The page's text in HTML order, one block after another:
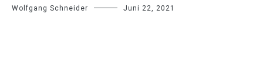
Wolfgang Schneider Juni 22, 2021